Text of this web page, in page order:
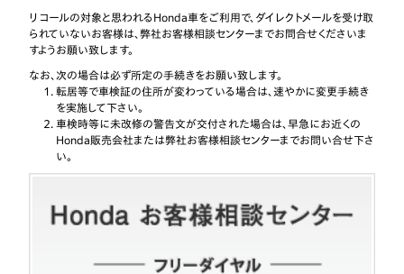
2015年5月28
日
【リコール】インスパイア、セイバー、エレメントのリコー
2015年5月28
日
【リコール】エリシオン、エリシオン プレステージのリコ
2015年5月14
日
【リコール】ザッツのリコール
リコールの対象と思われるHonda車をご利用で、ダイレクトメールを受け取
られていないお客様は、弊社お客様相談センターまでお問合せくださいま
すようお願い致します。
なお、次の場合は必ず所定の手続きをお願い致します。
転居等で車検証の住所が変わっている場合は、速やかに変更手続き
を実施して下さい。
車検時等に未改修の警告文が交付された場合は、早急にお近くの
Honda販売会社または弊社お客様相談センターまでお問い合せ下さ
い。